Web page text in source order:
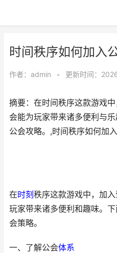
时间秩序如何加入
作者： admin • 更新时间：
摘要：在时间秩序这款游戏
会能为玩家带来诸多便利与
公会攻略。,时间秩序如何加
在时刻 秩序这款游戏中，加
玩家带来诸多便利和趣味。
会策略。
一、了解公会体系